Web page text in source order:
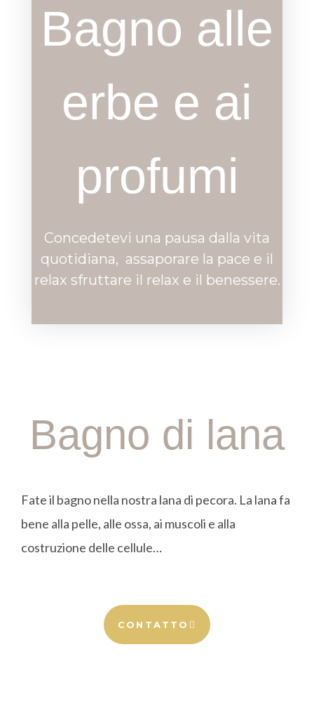
Bagno alle
erbe e ai
profumi
Concedetevi una pausa dalla vita
quotidiana, assaporare la pace e il
relax sfruttare il relax e il benessere.
Bagno di lana
Fate il bagno nella nostra lana di pecora. La lana fa
bene alla pelle, alle ossa, ai muscoli e alla
costruzione delle cellule…
CONTATTO